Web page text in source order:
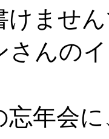
けませ
さんの
忘年会